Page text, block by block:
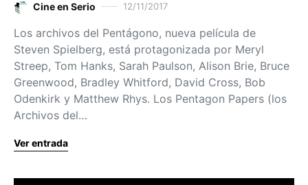
Cine en Serio 12/11/2017
Los archivos del Pentágono, nueva película de
Steven Spielberg, está protagonizada por Meryl
Streep, Tom Hanks, Sarah Paulson, Alison Brie, Bruce
Greenwood, Bradley Whitford, David Cross, Bob
Odenkirk y Matthew Rhys. Los Pentagon Papers (los
Archivos del…
Ver entrada